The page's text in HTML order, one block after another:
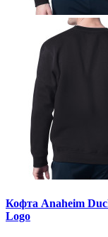
Кофта Anaheim
Logo